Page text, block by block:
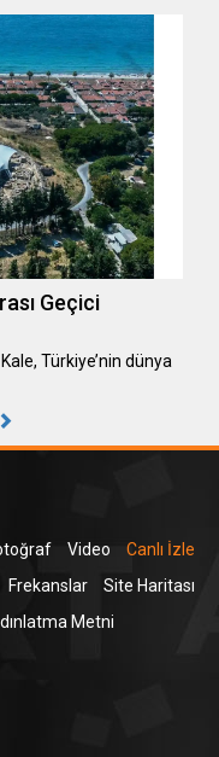
Geçici
Türkiye’nin dünya
Video
Canlı İzle
Frekanslar
Site Haritası
Metni